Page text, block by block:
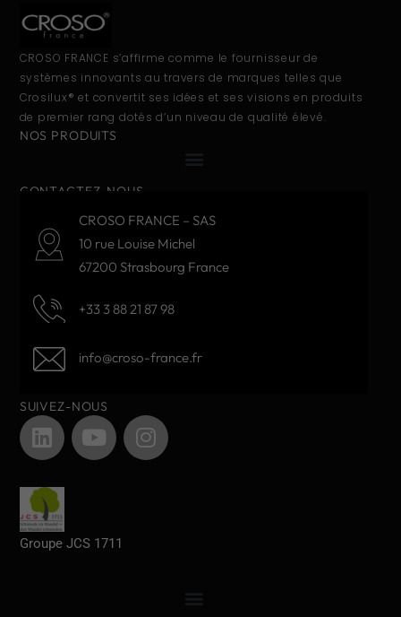
CROSO FRANCE s’affirme comme le fournisseur de
systèmes innovants au travers de marques telles que
Crosilux® et convertit ses idées et ses visions en produits
de premier rang dotés d’un niveau de qualité élevé.
NOS PRODUITS
CONTACTEZ-NOUS
CROSO FRANCE – SAS
10 rue Louise Michel
67200 Strasbourg France
+33 3 88 21 87 98
info@croso-france.fr
SUIVEZ-NOUS
Groupe JCS 1711